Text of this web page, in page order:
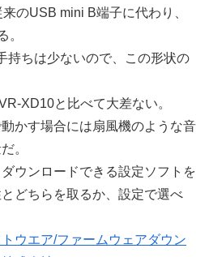
のUSB mini B端子に代わり、
。
持ちは少ないので、この形状の
XD10と比べて大差ない。
かす場合には扇風機のような音
。
ウンロードできる設定ソフトを
どちらを取るか、設定で選べ
ウエア/ファームウェアダウン